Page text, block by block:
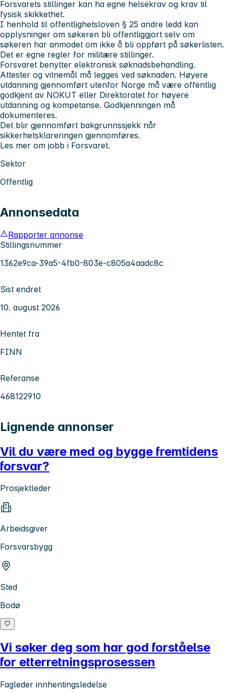
Forsvarets stillinger kan ha egne helsekrav og krav til
fysisk skikkethet.
I henhold til offentlighetsloven § 25 andre ledd kan
opplysninger om søkeren bli offentliggjort selv om
søkeren har anmodet om ikke å bli oppført på søkerlisten.
Det er egne regler for militære stillinger.
Forsvaret benytter elektronisk søknadsbehandling.
Attester og vitnemål må legges ved søknaden. Høyere
utdanning gjennomført utenfor Norge må være offentlig
godkjent av NOKUT eller Direktoratet for høyere
utdanning og kompetanse. Godkjenningen må
dokumenteres.
Det blir gjennomført bakgrunnssjekk når
sikkerhetsklareringen gjennomføres.
Les mer om jobb i Forsvaret.
Sektor
Offentlig
Annonsedata
Rapporter annonse
Stillingsnummer
1362e9ca-39a5-4fb0-803e-c805a4aadc8c
Sist endret
10. august 2026
Hentet fra
FINN
Referanse
468122910
Lignende annonser
Vil du være med og bygge fremtidens
forsvar?
Prosjektleder
Arbeidsgiver
Forsvarsbygg
Sted
Bodø
Vi søker deg som har god forståelse
for etterretningsprosessen
Fagleder innhentingsledelse